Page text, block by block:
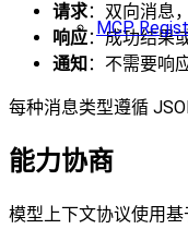
MCP
请求：双向消息
响应：成功结果
通知 ：不需要响
每种消息类型遵循
能力协商
模型上下文协议使用